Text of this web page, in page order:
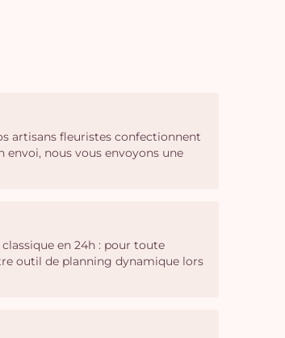
artisans fleuristes confectionnent
envoi, nous vous envoyons une
en 24h : pour toute
outil de planning dynamique lors